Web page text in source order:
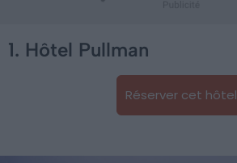
1. Hôtel Pullman
Réserver cet hôtel